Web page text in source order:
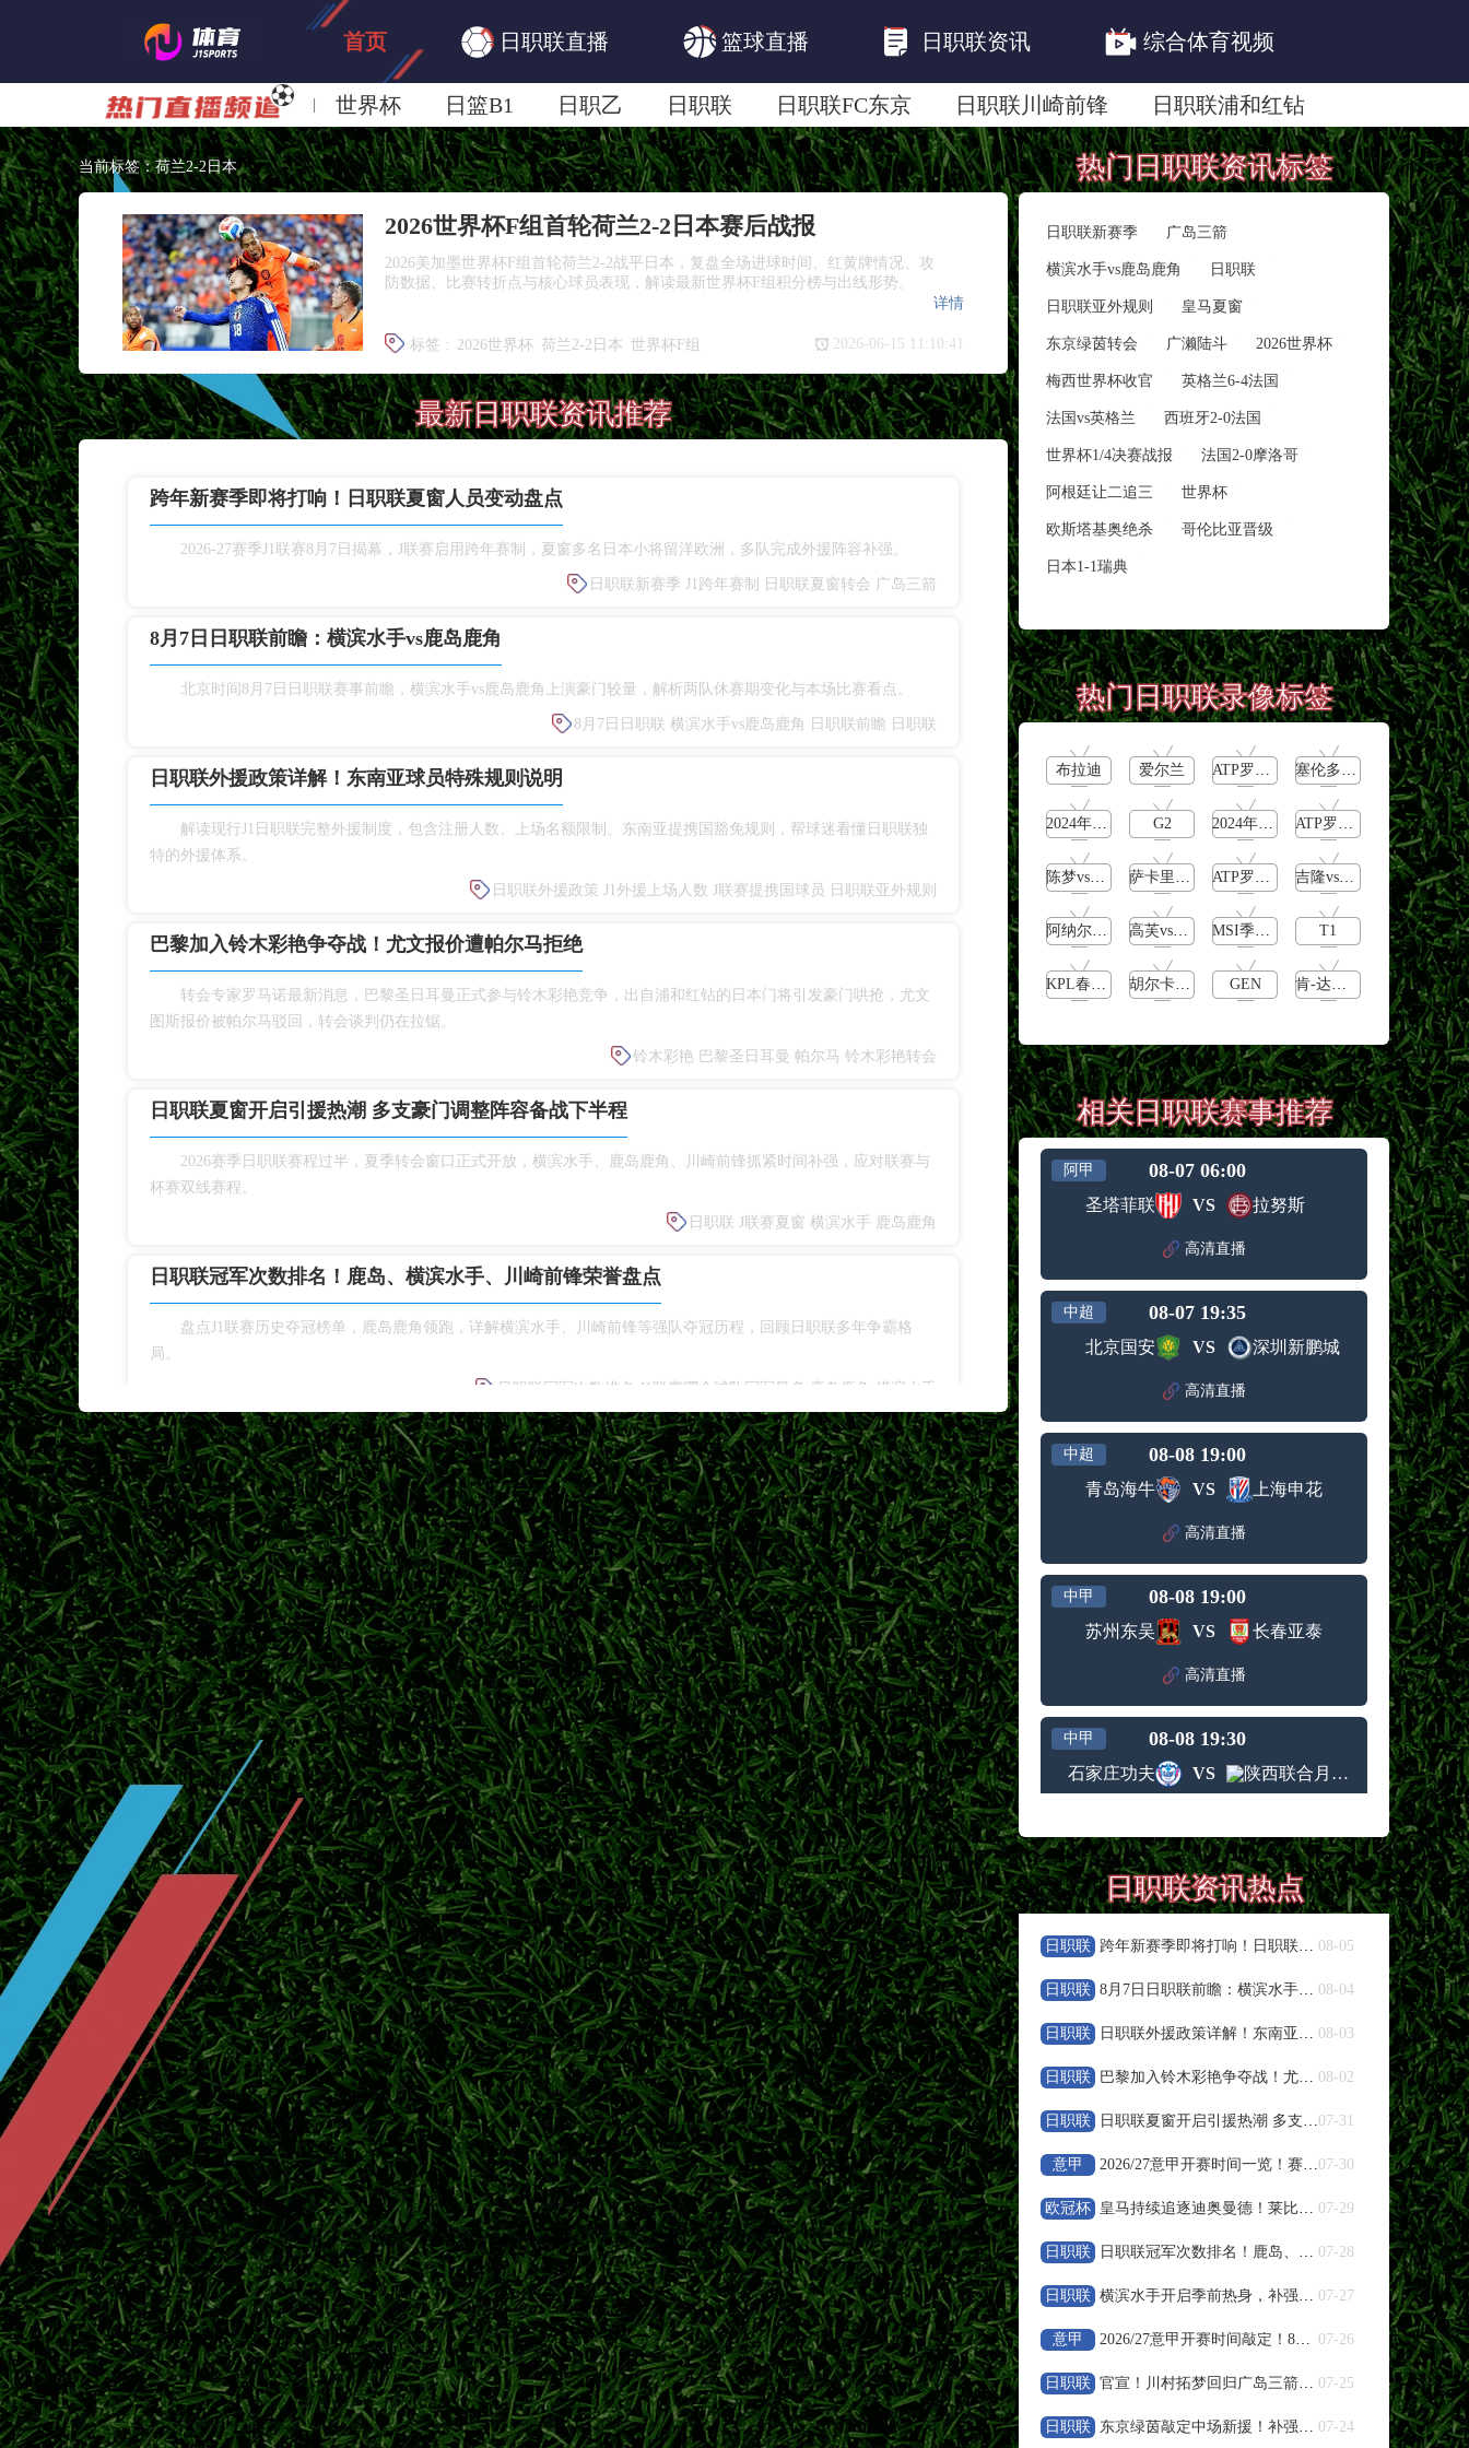
首页 日职联直播 篮球直播 日职联资讯 综合体育视频
世界杯 日篮B1 日职乙 日职联 日职联FC东京 日职联川崎前锋 日职联浦和红钻
日职联大阪钢巴 日职联广岛三箭 日职联横滨水手 日职联鹿岛鹿角
当前标签：荷兰2-2日本
2026世界杯F组首轮荷兰2-2日本赛后战报
2026美加墨世界杯F组首轮荷兰2-2战平日本，复盘全场进球时间、红黄牌情况、攻
防数据、比赛转折点与核心球员表现，解读最新世界杯F组积分榜与出线形势。
标签 : 2026世界杯 荷兰2-2日本 世界杯F组
美加墨世界杯积分榜 荷兰日本赛后战报
详情
2026-06-15 11:10:41
最新日职联资讯推荐
跨年新赛季即将打响！日职联夏窗人员变动盘点
2026‑27赛季J1联赛8月7日揭幕，J联赛启用跨年赛制，夏窗多名日本小将留洋欧洲，多队完成外援阵容补强。
日职联新赛季 J1跨年赛制 日职联夏窗转会 广岛三箭
8月7日日职联前瞻：横滨水手vs鹿岛鹿角
北京时间8月7日日职联赛事前瞻，横滨水手vs鹿岛鹿角上演豪门较量，解析两队休赛期变化与本场比赛看点。
8月7日日职联 横滨水手vs鹿岛鹿角 日职联前瞻 日职联
日职联外援政策详解！东南亚球员特殊规则说明
解读现行J1日职联完整外援制度，包含注册人数、上场名额限制、东南亚提携国豁免规则，帮球迷看懂日职联独
特的外援体系。
日职联外援政策 J1外援上场人数 J联赛提携国球员 日职联亚外规则
巴黎加入铃木彩艳争夺战！尤文报价遭帕尔马拒绝
转会专家罗马诺最新消息，巴黎圣日耳曼正式参与铃木彩艳竞争，出自浦和红钻的日本门将引发豪门哄抢，尤文
图斯报价被帕尔马驳回，转会谈判仍在拉锯。
铃木彩艳 巴黎圣日耳曼 帕尔马 铃木彩艳转会
日职联夏窗开启引援热潮 多支豪门调整阵容备战下半程
2026赛季日职联赛程过半，夏季转会窗口正式开放，横滨水手、鹿岛鹿角、川崎前锋抓紧时间补强，应对联赛与
杯赛双线赛程。
日职联 J联赛夏窗 横滨水手 鹿岛鹿角
日职联冠军次数排名！鹿岛、横滨水手、川崎前锋荣誉盘点
盘点J1联赛历史夺冠榜单，鹿岛鹿角领跑，详解横滨水手、川崎前锋等强队夺冠历程，回顾日职联多年争霸格
局。
日职联冠军次数排名 J1联赛哪个球队冠军最多 鹿岛鹿角 横滨水手
横滨水手开启季前热身，补强阵容冲击新赛季亚冠资格
2026日职联临近开赛，横滨水手投入季前热身备战。球队积极调整阵容，目标在跨年赛季争夺亚冠参赛席位。
横滨水手 日职联 j1联赛 日职联季前热身
官宣！川村拓梦回归广岛三箭补强中场
北京时间7月25日官方消息，日本中场川村拓梦离开萨尔茨堡红牛，永久转会重返广岛三箭，旅欧球员回归J联
赛。
川村拓梦 广岛三箭 日职联转会 萨尔茨堡红牛
东京绿茵敲定中场新援！补强中场，全力冲刺下半程联赛
2026日职联夏窗持续运作，东京绿茵签下实力派中场柴户海，充实中场轮换厚度，备战联赛下半程关键赛程。
东京绿茵 东京绿茵转会 东京绿茵补强 日职联夏窗
鹿岛鹿角官宣广濑陆斗回归！补强防线冲击日职联冠军
日职联豪门鹿岛鹿角正式签下后卫广濑陆斗，球员从神户胜利船重返老东家。经验丰富的本土后卫加盟，助力球
队下半程联赛争冠。
鹿岛鹿角 广濑陆斗 日职联转会 神户胜利船
伊东纯也VS前田大然！日本两大前锋特点与前景解析
2026美加墨世界杯落下帷幕，伊东纯也与前田大然代表日本队出战大赛。对比两名锋线球员技术风格，展望二人
俱乐部新赛季赛场表现。
伊东纯也 前田大然 日本前锋 2026世界杯
大阪钢巴夏窗阵容全面更新！8月7日迎战浦和红钻开启新赛季
2026/27跨年日职联开赛在即，盘点大阪钢巴夏窗人员变动、海外青训新星动态，详解揭幕战对阵浦和红钻的备战
情况与新赛季争冠目标。
大阪钢巴最新资讯 2026-27日职联大阪钢巴 大阪钢巴夏窗转会 大阪钢巴VS浦和红钻
2026日职联前瞻：新赛季8月7日揭幕 强强对决开启新征程
2026/27赛季日职联正式开启跨年赛制，北京时间8月7日迎来新赛季揭幕战，横滨水手对阵鹿岛鹿角、大阪钢巴迎
热门日职联资讯标签
日职联新赛季 广岛三箭
横滨水手vs鹿岛鹿角 日职联
日职联亚外规则 皇马夏窗
东京绿茵转会 广濑陆斗 2026世界杯
梅西世界杯收官 英格兰6-4法国
法国vs英格兰 西班牙2-0法国
世界杯1/4决赛战报 法国2‑0摩洛哥
阿根廷让二追三 世界杯
欧斯塔基奥绝杀 哥伦比亚晋级
日本1-1瑞典
热门日职联录像标签
布拉迪 爱尔兰 ATP罗马大师赛男单第3轮 塞伦多洛vs卡恰洛夫
2024年5月12日 G2 2024年5月11日 ATP罗马大师赛女单第2轮
陈梦vs早田希娜 萨卡里vs加里宁娜 ATP罗马大师赛男单第1轮 吉隆vs卢布列夫
阿纳尔迪vs贾里 高芙vs克里斯蒂安 MSI季中冠军赛胜者组 T1
KPL春季赛季后赛败者组决赛 胡尔卡奇vs纳达尔 GEN 肯-达赫迪vsD蓬贾
相关日职联赛事推荐
阿甲 08-07 06:00
圣塔菲联 VS 拉努斯
高清直播
中超 08-07 19:35
北京国安 VS 深圳新鹏城
高清直播
中超 08-08 19:00
青岛海牛 VS 上海申花
高清直播
中甲 08-08 19:00
苏州东吴 VS 长春亚泰
高清直播
中甲 08-08 19:30
石家庄功夫 VS 陕西联合月亮泊队
中甲 08-08 19:30
梅州客家 VS 佛山南狮
中甲 08-08 19:30
中超 08-08 19:35
浙江队 VS 武汉三镇
高清直播
中超 08-08 19:35
大连英博 VS 辽宁铁人
高清直播
日职联资讯热点
日职联 跨年新赛季即将打响！日职联夏窗人员变动盘点 08-05
日职联 8月7日日职联前瞻：横滨水手vs鹿岛鹿角 08-04
日职联 日职联外援政策详解！东南亚球员特殊规则说明 08-03
日职联 巴黎加入铃木彩艳争夺战！尤文报价遭帕尔马拒绝 08-02
日职联 日职联夏窗开启引援热潮 多支豪门调整阵容备战下半程07-31
意甲 2026/27意甲开赛时间一览！赛程周期与参赛队伍整理07-30
欧冠杯 皇马持续追逐迪奥曼德！莱比锡天才引发欧冠豪门竞价 07-29
日职联 日职联冠军次数排名！鹿岛、横滨水手、川崎前锋荣誉盘点 07-28
日职联 横滨水手开启季前热身，补强阵容冲击新赛季亚冠资格 07-27
意甲 2026/27意甲开赛时间敲定！8月23日联赛正式打响 07-26
日职联 官宣！川村拓梦回归广岛三箭补强中场 07-25
日职联 东京绿茵敲定中场新援！补强中场，全力冲刺下半程联赛 07-24